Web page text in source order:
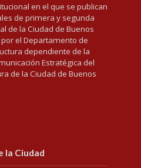
en el que se publican
de primera y segunda
de la Ciudad de Buenos
el Departamento de
dependiente de la
Estratégica del
de la Ciudad de Buenos
la Ciudad